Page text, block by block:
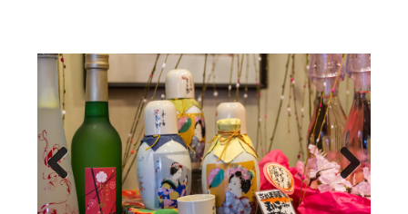
Previous Next